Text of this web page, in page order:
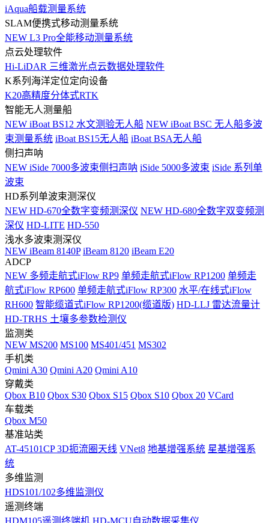
iAqua船载测量系统
SLAM便携式移动测量系统
NEW L3 Pro全能移动测量系统
点云处理软件
Hi-LiDAR 三维激光点云数据处理软件
K系列海洋定位定向设备
K20高精度分体式RTK
智能无人测量船
NEW iBoat BS12 水文测验无人船 NEW iBoat BSC 无人船多波
束测量系统 iBoat BS15无人船 iBoat BSA无人船
侧扫声呐
NEW iSide 7000多波束侧扫声呐 iSide 5000多波束 iSide 系列单
波束
HD系列单波束测深仪
NEW HD-670全数字变频测深仪 NEW HD-680全数字双变频测
深仪 HD-LITE HD-550
浅水多波束测深仪
NEW iBeam 8140P iBeam 8120 iBeam E20
ADCP
NEW 多频走航式iFlow RP9 单频走航式iFlow RP1200 单频走
航式iFlow RP600 单频走航式iFlow RP300 水平/在线式iFlow
RH600 智能缆道式iFlow RP1200(缆道版) HD-LLJ 雷达流量计
HD-TRHS 土壤多参数检测仪
监测类
NEW MS200 MS100 MS401/451 MS302
手机类
Qmini A30 Qmini A20 Qmini A10
穿戴类
Qbox B10 Qbox S30 Qbox S15 Qbox S10 Qbox 20 VCard
车载类
Qbox M50
基准站类
AT-45101CP 3D扼流圈天线 VNet8 地基增强系统 星基增强系
统
多维监测
HDS101/102多维监测仪
遥测终端
HDM105遥测终端机 HD-MCU自动数据采集仪